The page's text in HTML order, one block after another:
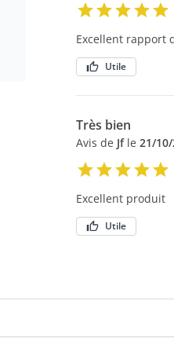
Excellent rapport
Utile
Très bien
Avis de Jfle 21/
Excellent produit
Utile